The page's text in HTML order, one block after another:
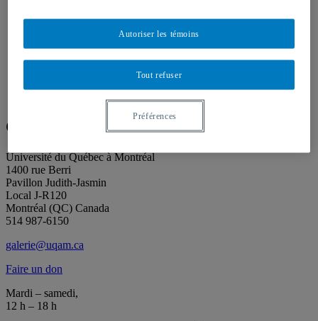
Équipe
Proposition de projet
Search
Search
Galerie de l’UQAM
Université du Québec à Montréal
1400 rue Berri
Pavillon Judith-Jasmin
Local J-R120
Montréal (QC) Canada
514 987-6150
galerie@uqam.ca
Faire un don
Mardi – samedi,
12 h – 18 h
Tout refuser
Autoriser les témoins
Préférences